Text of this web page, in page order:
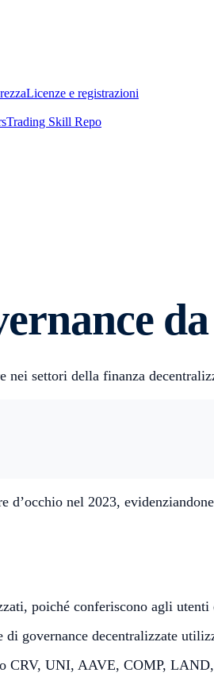
Licenze e registrazioni
Trading Skill Repo
da
settori della finanza
nel 2023,
poiché conferiscono agli utenti
governance decentralizzate
CRV, UNI, AAVE, COMP,